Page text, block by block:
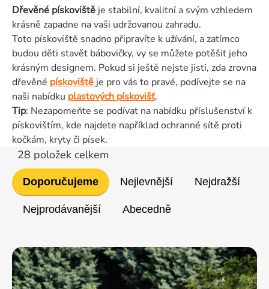
Dřevěné pískoviště je stabilní, kvalitní a svým vzhledem
krásně zapadne na vaši udržovanou zahradu.
Toto pískoviště snadno připravíte k užívání, a zatímco
budou děti stavět bábovičky, vy se můžete potěšit jeho
krásným designem. Pokud si ještě nejste jisti, zda zrovna
dřevěné pískoviště je pro vás to pravé, podívejte se na
naši nabídku plastových pískovišť.
Tip: Nezapomeňte se podívat na nabídku příslušenství k
pískovištím, kde najdete například ochranné sítě proti
kočkám, kryty či písek.
Řazení
produktů
Doporučujeme Nejlevnější Nejdražší
Nejprodávanější Abecedně
28 položek celkem
Výpis
produktů